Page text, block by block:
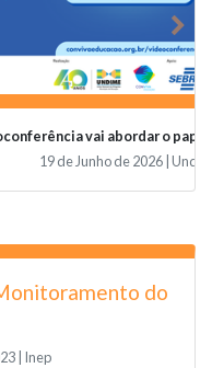
papel da educaçã...
| Undime
do
| Inep